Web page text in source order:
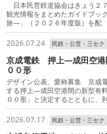
日本民営鉄道協会はきょう２
観光情報をまとめたガイドブ
旅―」（２０２６年度版）を配
2026.07.24 民鉄・公営・三セク
京成電鉄 押上―成田空港
００形
デザイン公表、愛称募集 京成
する押上―成田空港間の新型有
００形」と決定するとともに、
2026.07.17 民鉄・公営・三セク